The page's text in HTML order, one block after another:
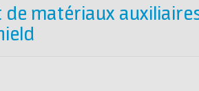
de matériaux